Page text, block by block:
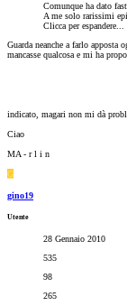
Comunque ha dato
A me solo rarissimi
Clicca per espandere...
Guarda neanche a farlo apposta
mancasse qualcosa e mi ha
indicato, magari non mi dà
Ciao
MA - r l i n
G
gino19
Utente
28 Gennaio 2010
535
98
265